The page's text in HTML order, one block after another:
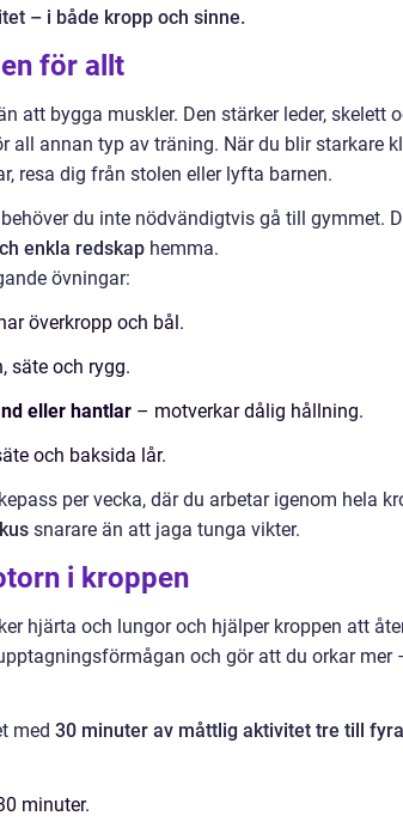
– i både kropp och sinne.
för allt
att bygga muskler. Den stärker leder, skelett
all annan typ av träning. När du blir starkare
resa dig från stolen eller lyfta barnen.
du inte nödvändigtvis gå till gymmet.
enkla redskap hemma.
övningar:
överkropp och bål.
säte och rygg.
eller hantlar – motverkar dålig hållning.
och baksida lår.
per vecka, där du arbetar igenom hela
snarare än att jaga tunga vikter.
i kroppen
hjärta och lungor och hjälper kroppen att
och gör att du orkar mer
med 30 minuter av måttlig aktivitet tre till
minuter.